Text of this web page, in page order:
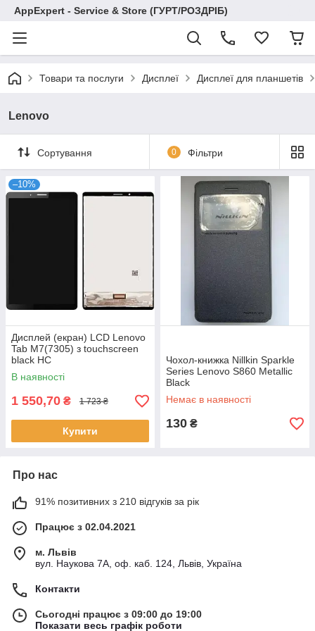
AppExpert - Service & Store (ГУРТ/РОЗДРІБ)
Товари та послуги Дисплеї Дисплеї для планшетів
Lenovo
Сортування 0 Фільтри
–10%
Дисплей (екран) LCD Lenovo
Tab M7(7305) з touchscreen
black HC
В наявності
1 550,70 ₴ 1 723 ₴
Купити
Чохол-книжка Nillkin Sparkle
Series Lenovo S860 Metallic
Black
Немає в наявності
130 ₴
Про нас
91% позитивних з 210 відгуків за рік
Працює з 02.04.2021
м. Львів
вул. Наукова 7А, оф. каб. 124, Львів, Україна
Контакти
Сьогодні працює з 09:00 до 19:00
Показати весь графік роботи